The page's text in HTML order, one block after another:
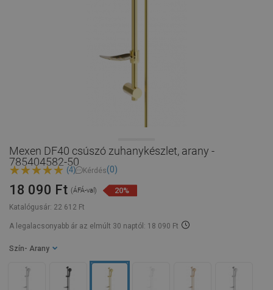
Mexen DF40 csúszó zuhanykészlet, arany -
785404582-50
(4) Kérdés(0)
Katalógusár: 22 612 Ft
18 090 Ft (ÁFÁ-val) 20%
A legalacsonyabb ár az elmúlt 30 naptól: 18 090 Ft
Szín - Arany